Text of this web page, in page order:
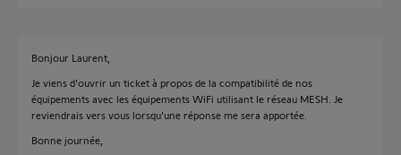
Bonjour Laurent,
Je viens d'ouvrir un ticket à propos de la compatibilité de nos
équipements avec les équipements WiFi utilisant le réseau MESH. Je
reviendrais vers vous lorsqu'une réponse me sera apportée.
Bonne journée,